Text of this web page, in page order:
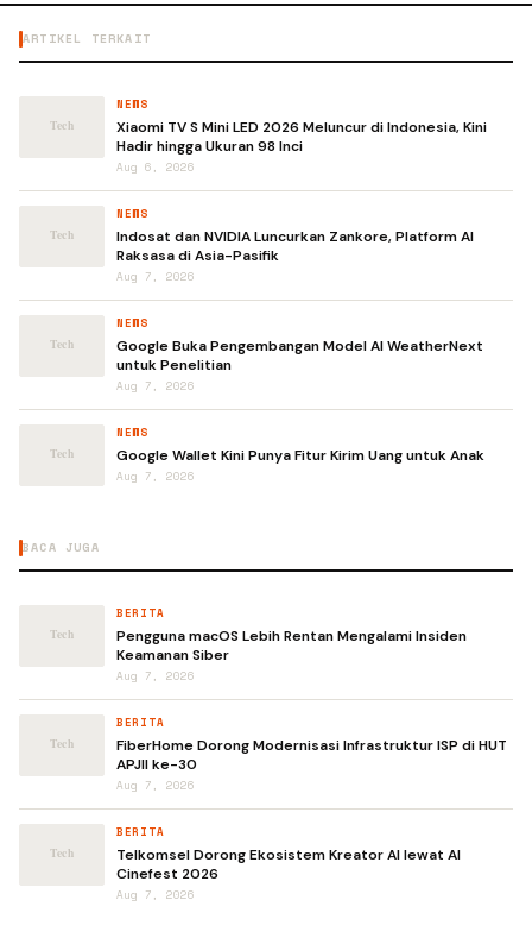
ARTIKEL TERKAIT
NEWS
Xiaomi TV S Mini LED 2026 Meluncur di Indonesia, Kini
Hadir hingga Ukuran 98 Inci
Aug 6, 2026
NEWS
Indosat dan NVIDIA Luncurkan Zankore, Platform AI
Raksasa di Asia-Pasifik
Aug 7, 2026
NEWS
Google Buka Pengembangan Model AI WeatherNext
untuk Penelitian
Aug 7, 2026
NEWS
Google Wallet Kini Punya Fitur Kirim Uang untuk Anak
Aug 7, 2026
BACA JUGA
BERITA
Pengguna macOS Lebih Rentan Mengalami Insiden
Keamanan Siber
Aug 7, 2026
BERITA
FiberHome Dorong Modernisasi Infrastruktur ISP di HUT
APJII ke-30
Aug 7, 2026
BERITA
Telkomsel Dorong Ekosistem Kreator AI lewat AI
Cinefest 2026
Aug 7, 2026